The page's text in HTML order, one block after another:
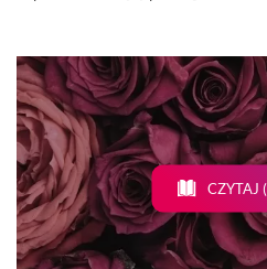
CZYTAJ